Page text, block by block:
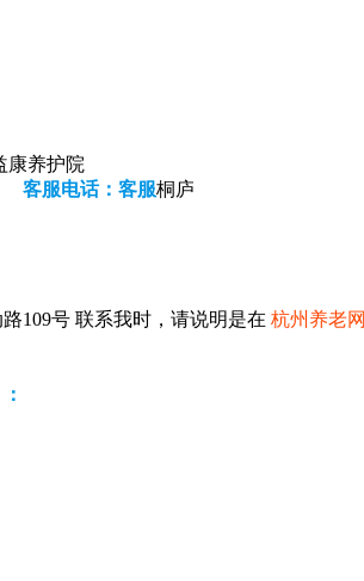
康养护院
客服电话：客服桐庐
109号 联系我时，请说明是在 杭州养老网